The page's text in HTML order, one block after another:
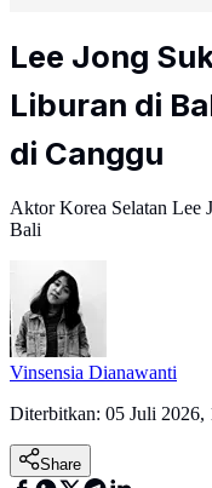
Lee Jong
Liburan di
di Canggu
Aktor Korea Selatan Lee
Bali
Vinsensia Dianawanti
Diterbitkan: 05 Juli 2026,
Share